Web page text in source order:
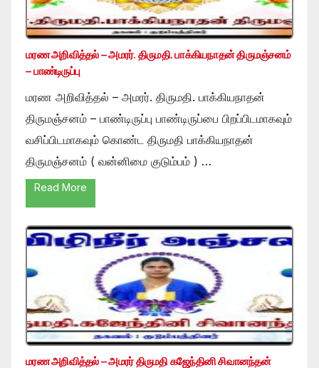
மரண அறிவித்தல் – அமரர். திருமதி. பாக்கியநாதன் திருமஞ்சனம்
– பாண்டிருப்பு
மரண அறிவித்தல் – அமரர். திருமதி. பாக்கியநாதன்
திருமஞ்சனம் – பாண்டிருப்பு பாண்டிருப்பை பிறப்பிடமாகவும்
வசிப்பிடமாகவும் கொண்ட திருமதி பாக்கியநாதன்
திருமஞ்சனம் ( வன்னிமை குடும்பம் ) …
Read More
மரண அறிவித்தல் – அமரர் திருமதி கஜேந்தினி சிவானந்தன்